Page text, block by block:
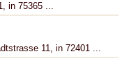
in 75365 ...
11, in 72401 ...